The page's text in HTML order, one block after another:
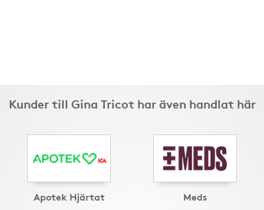
Kunder till Gina Tricot har även handlat här
Apotek Hjärtat Meds